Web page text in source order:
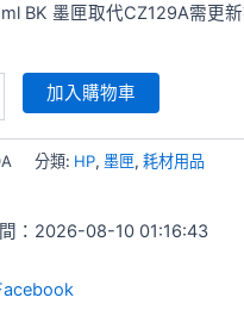
BK 墨匣取代CZ129A需更
加入購物車
分類: HP,墨匣,耗材用品
：2026-08-10 01:16:43